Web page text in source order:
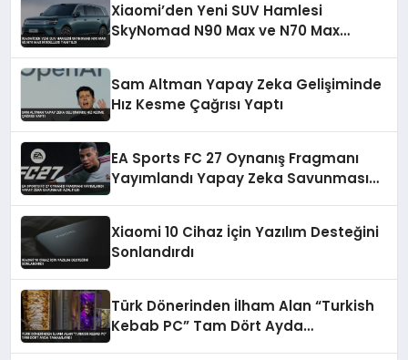
Xiaomi’den Yeni SUV Hamlesi
SkyNomad N90 Max ve N70 Max
Sam Altman Yapay Zeka Gelişiminde
Hız Kesme Çağrısı Yaptı
EA Sports FC 27 Oynanış Fragmanı
Yayımlandı Yapay Zeka Savunması
Xiaomi 10 Cihaz İçin Yazılım Desteğini
Sonlandırdı
Türk Dönerinden İlham Alan “Turkish
Kebab PC” Tam Dört Ayda